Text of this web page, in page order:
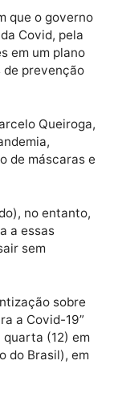
à vacinação.
da Covid,
em um
de
Marcelo
pandemia,
uso de
no
a essas
a sair sem